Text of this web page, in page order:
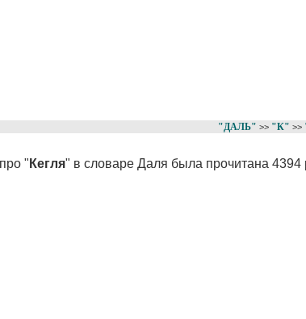
"ДАЛЬ" >> "К" >>
" Кегля" в словаре Даля была прочитана 4394